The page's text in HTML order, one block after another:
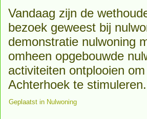
Vandaag zijn de
bezoek geweest bij
demonstratie nulwoning
omheen opgebouwde
activiteiten ontplooien
Achterhoek te stimuleren.
Geplaatst in Nulwoning